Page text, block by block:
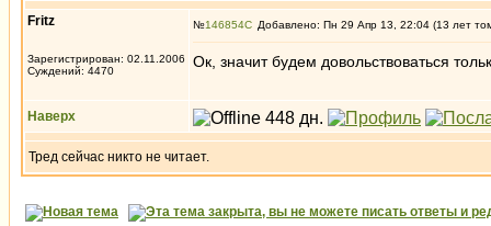
Fritz
Зарегистрирован: 02.11.2006
Суждений: 4470
№146854 Добавлено: Пн 29 Апр 13, 22:04 (13 лет
Ок, значит будем довольствоваться
Наверх
Тред сейчас никто не читает.